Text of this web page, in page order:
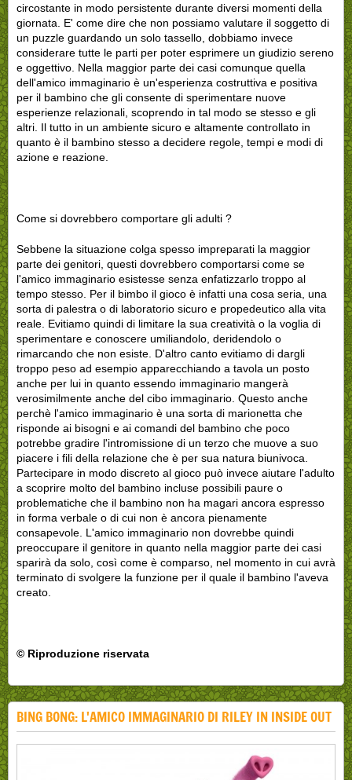
circostante in modo persistente durante diversi momenti della
giornata. E' come dire che non possiamo valutare il soggetto di
un puzzle guardando un solo tassello, dobbiamo invece
considerare tutte le parti per poter esprimere un giudizio sereno
e oggettivo. Nella maggior parte dei casi comunque quella
dell'amico immaginario è un'esperienza costruttiva e positiva
per il bambino che gli consente di sperimentare nuove
esperienze relazionali, scoprendo in tal modo se stesso e gli
altri. Il tutto in un ambiente sicuro e altamente controllato in
quanto è il bambino stesso a decidere regole, tempi e modi di
azione e reazione.
Come si dovrebbero comportare gli adulti ?
Sebbene la situazione colga spesso impreparati la maggior
parte dei genitori, questi dovrebbero comportarsi come se
l'amico immaginario esistesse senza enfatizzarlo troppo al
tempo stesso. Per il bimbo il gioco è infatti una cosa seria, una
sorta di palestra o di laboratorio sicuro e propedeutico alla vita
reale. Evitiamo quindi di limitare la sua creatività o la voglia di
sperimentare e conoscere umiliandolo, deridendolo o
rimarcando che non esiste. D'altro canto evitiamo di dargli
troppo peso ad esempio apparecchiando a tavola un posto
anche per lui in quanto essendo immaginario mangerà
verosimilmente anche del cibo immaginario. Questo anche
perchè l'amico immaginario è una sorta di marionetta che
risponde ai bisogni e ai comandi del bambino che poco
potrebbe gradire l'intromissione di un terzo che muove a suo
piacere i fili della relazione che è per sua natura biunivoca.
Partecipare in modo discreto al gioco può invece aiutare l'adulto
a scoprire molto del bambino incluse possibili paure o
problematiche che il bambino non ha magari ancora espresso
in forma verbale o di cui non è ancora pienamente
consapevole. L'amico immaginario non dovrebbe quindi
preoccupare il genitore in quanto nella maggior parte dei casi
sparirà da solo, così come è comparso, nel momento in cui avrà
terminato di svolgere la funzione per il quale il bambino l'aveva
creato.
© Riproduzione riservata
BING BONG: L'AMICO IMMAGINARIO DI RILEY IN INSIDE OUT